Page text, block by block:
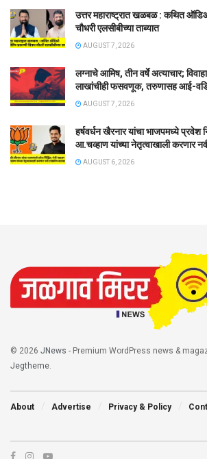
उत्तर महाराष्ट्रात खळबळ : कथित
चौधरी एलसीबीच्या ताब्यात
AUGUST 7, 2026
लग्नाचे आमिष, तीन वर्षे अत्याचार;
लाखांचीही फसवणूक, तरुणासह आई-
AUGUST 7, 2026
हर्षवर्धन खैरनार यांचा भाजपमध्ये प्रवेश
आ.चव्हाण यांच्या नेतृत्वाखाली करणार
AUGUST 6, 2026
© 2026 JNews - Premium WordPress news &
Jegtheme
About Advertise Privacy & Policy